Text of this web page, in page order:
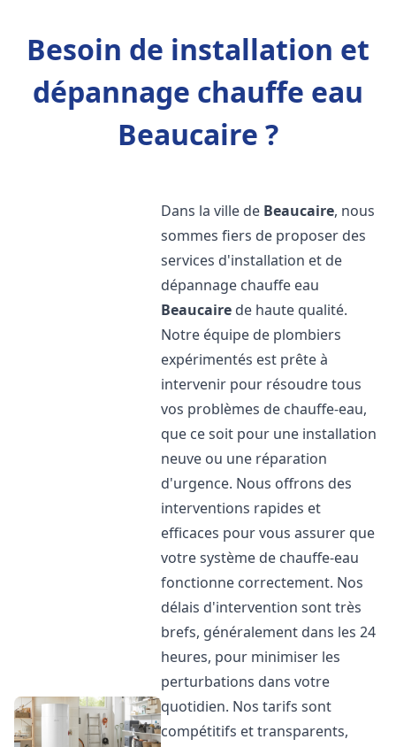
Besoin de installation et
dépannage chauffe eau
Beaucaire ?
Dans la ville de Beaucaire, nous
sommes fiers de proposer des
services d'installation et de
dépannage chauffe eau
Beaucaire de haute qualité.
Notre équipe de plombiers
expérimentés est prête à
intervenir pour résoudre tous
vos problèmes de chauffe-eau,
que ce soit pour une installation
neuve ou une réparation
d'urgence. Nous offrons des
interventions rapides et
efficaces pour vous assurer que
votre système de chauffe-eau
fonctionne correctement. Nos
délais d'intervention sont très
brefs, généralement dans les 24
heures, pour minimiser les
perturbations dans votre
quotidien. Nos tarifs sont
compétitifs et transparents,